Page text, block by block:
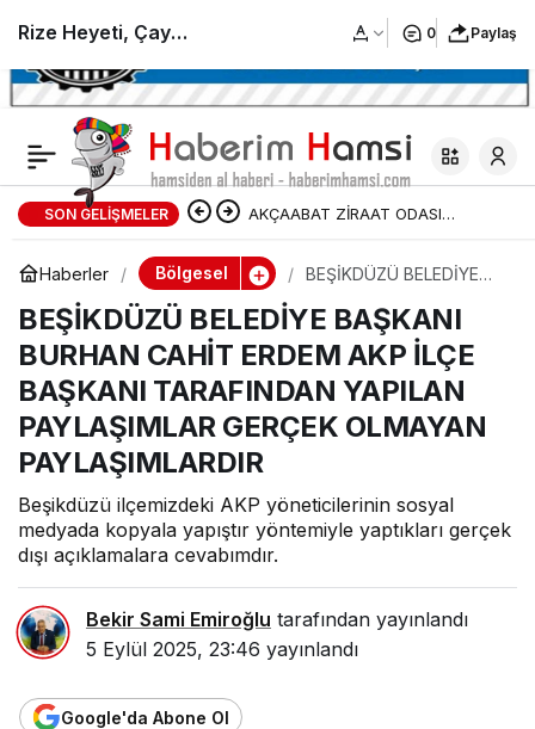
SON GELIŞMELER AKÇAABAT ZİRAAT ODASI
BAŞKANLIĞINDAN FINDIK
ÜRETİCİLERİNE AĞUSTOS AYI İÇİN
UYARI!
Haberler Bölgesel
BEŞİKDÜZÜ BELEDİYE
ERDEM AKP İLÇE
BAŞKANI TARAFINDAN
YAPILAN PAYLAŞIMLAR
GERÇEK OLMAYAN
PAYLAŞIMLARDIR
BEŞİKDÜZÜ BELEDİYE BAŞKANI
BURHAN CAHİT ERDEM AKP İLÇE
BAŞKANI TARAFINDAN YAPILAN
PAYLAŞIMLAR GERÇEK OLMAYAN
PAYLAŞIMLARDIR
Beşikdüzü ilçemizdeki AKP yöneticilerinin sosyal
medyada kopyala yapıştır yöntemiyle yaptıkları gerçek
dışı açıklamalara cevabımdır.
Bekir Sami Emiroğlu tarafından yayınlandı
5 Eylül 2025, 23:46 yayınlandı
Google'da Abone Ol
Rize Heyeti, Çay
Sektörünün Geleceği
için Bakan Yumaklı ile
Buluştu
0 Paylaş